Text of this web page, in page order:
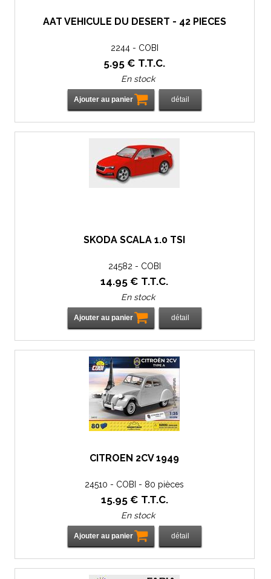
AAT VÉHICULE DU DÉSERT - 42 PIÈCES
2244 - COBI
5.95 € T.T.C.
En stock
SKODA SCALA 1.0 TSI
24582 - COBI
14.95 € T.T.C.
En stock
CITROEN 2CV 1949
24510 - COBI - 80 pièces
15.95 € T.T.C.
En stock